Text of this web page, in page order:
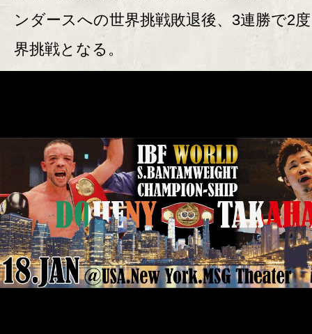
ンダースへの世界挑戦敗退後、3連勝で2
界挑戦となる。